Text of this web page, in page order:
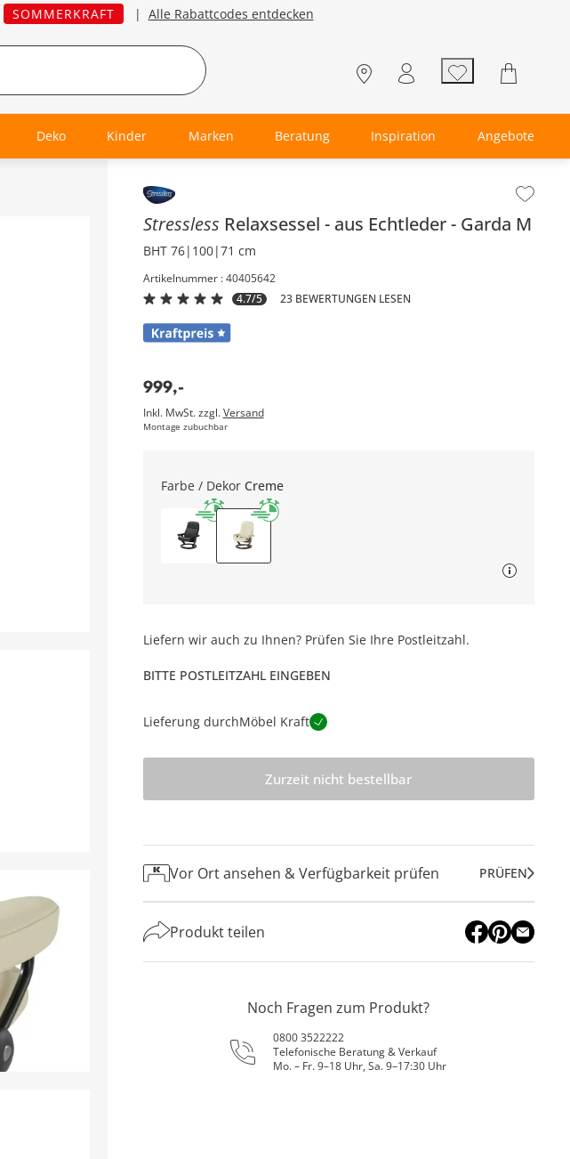
SOMMERKRAFT | Alle Rabattcodes entdecken
Deko Kinder Marken Beratung Inspiration Angebote
Inhalt der Seitenleiste überspringen - Zum Seitenende
Stressless Relaxsessel aus Echtleder Garda M
BHT 76|100|71 cm
Artikelnummer : 40405642
4.7/5
23 BEWERTUNGEN LESEN
999,-
Inkl. MwSt. zzgl.Versand
Montage zubuchbar
Farbe / Dekor Creme
Liefern wir auch zu Ihnen? Prüfen Sie Ihre Postleitzahl.
BITTE POSTLEITZAHL EINGEBEN
Lieferung durchMöbel Kraft
Zurzeit nicht bestellbar
Vor Ort ansehen & Verfügbarkeit prüfen PRÜFEN
Produkt teilen
Noch Fragen zum Produkt?
0800 3522222
Telefonische Beratung & Verkauf
Mo. – Fr. 9–18 Uhr, Sa. 9–17:30 Uhr